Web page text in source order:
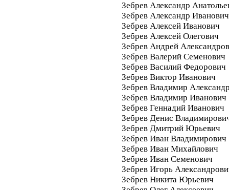
Зебрев Александр
Зебрев Александр Иванович
Зебрев Алексей Иванович
Зебрев Алексей Олегович
Зебрев Андрей
Зебрев Валерий Семенович
Зебрев Василий Федорович
Зебрев Виктор Иванович
Зебрев Владимир
Зебрев Владимир Иванович
Зебрев Геннадий Иванович
Зебрев Денис
Зебрев Дмитрий Юрьевич
Зебрев Иван Владимирович
Зебрев Иван Михайлович
Зебрев Иван Семенович
Зебрев Игорь
Зебрев Никита Юрьевич